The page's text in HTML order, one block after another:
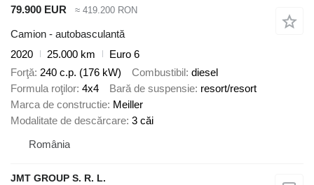
79.900 EUR ≈ 419.200 RON
Camion - autobasculantă
2020
25.000 km
Euro 6
Forţă 240 c.p. (176 kW) Combustibil diesel
Formula roţilor 4x4 Bară de suspensie resort/resort
Marca de constructie Meiller
Modalitate de descărcare 3 căi
România
JMT GROUP S. R. L.